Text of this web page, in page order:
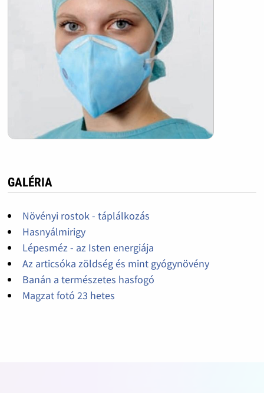
GALÉRIA
Növényi rostok - táplálkozás
Hasnyálmirigy
Lépesméz - az Isten energiája
Az articsóka zöldség és mint gyógynövény
Banán a természetes hasfogó
Magzat fotó 23 hetes